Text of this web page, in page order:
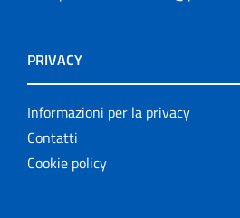
PRIVACY
Informazioni per la privacy
Contatti
Cookie policy